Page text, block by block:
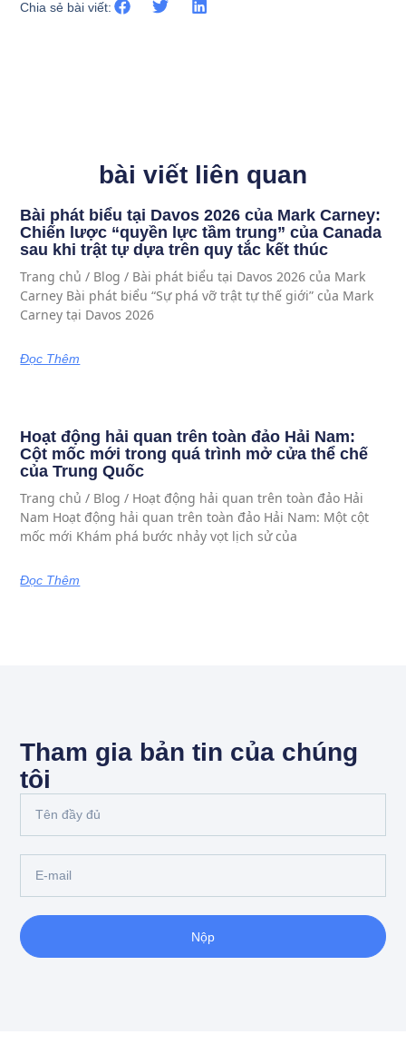
Chia sẻ bài viết:
bài viết liên quan
Bài phát biểu tại Davos 2026 của Mark Carney:
Chiến lược “quyền lực tầm trung” của Canada
sau khi trật tự dựa trên quy tắc kết thúc
Trang chủ / Blog / Bài phát biểu tại Davos 2026 của Mark
Carney Bài phát biểu “Sự phá vỡ trật tự thế giới” của Mark
Carney tại Davos 2026
Đọc Thêm
Hoạt động hải quan trên toàn đảo Hải Nam:
Cột mốc mới trong quá trình mở cửa thể chế
của Trung Quốc
Trang chủ / Blog / Hoạt động hải quan trên toàn đảo Hải
Nam Hoạt động hải quan trên toàn đảo Hải Nam: Một cột
mốc mới Khám phá bước nhảy vọt lịch sử của
Đọc Thêm
Tham gia bản tin của chúng
tôi
Nộp